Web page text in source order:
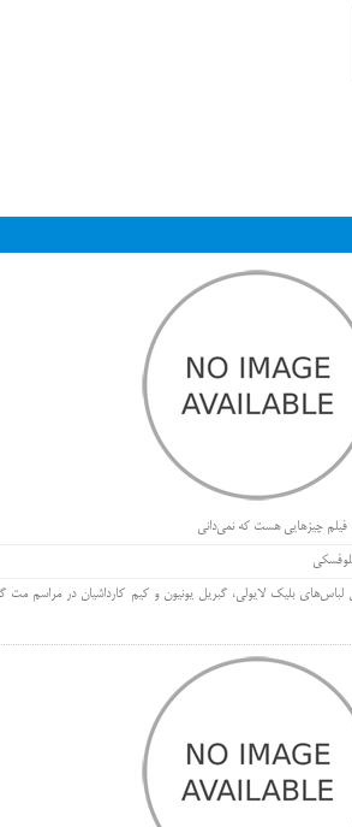
فیلم چیزهایی هست که نمی‌دانی
بلیک لایولی، گبریل یونیون و کیم کارداشیان در مراسم مت